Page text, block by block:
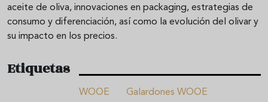
aceite de oliva, innovaciones en packaging, estrategias de
consumo y diferenciación, así como la evolución del olivar y
su impacto en los precios.
Etiquetas
WOOE Galardones WOOE